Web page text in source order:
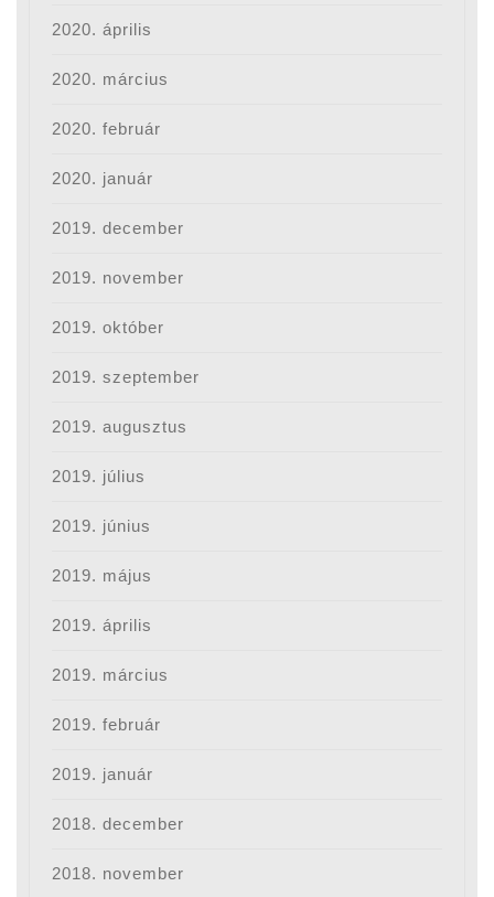
2020. április
2020. március
2020. február
2020. január
2019. december
2019. november
2019. október
2019. szeptember
2019. augusztus
2019. július
2019. június
2019. május
2019. április
2019. március
2019. február
2019. január
2018. december
2018. november